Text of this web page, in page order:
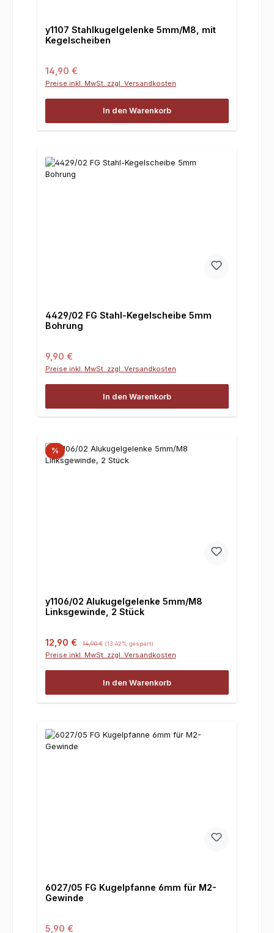
y1107 Stahlkugelgelenke 5mm/M8, mit
Kegelscheiben
Regulärer Preis:
14,90 €
Preise inkl. MwSt. zzgl. Versandkosten
In den Warenkorb
4429/02 FG Stahl-Kegelscheibe 5mm
Bohrung
Regulärer Preis:
9,90 €
Preise inkl. MwSt. zzgl. Versandkosten
In den Warenkorb
%
y1106/02 Alukugelgelenke 5mm/M8
Linksgewinde, 2 Stück
Verkaufspreis:
12,90 € Regulärer Preis:
14,90 € (13.42% gespart)
Preise inkl. MwSt. zzgl. Versandkosten
In den Warenkorb
6027/05 FG Kugelpfanne 6mm für M2-
Gewinde
Regulärer Preis:
5,90 €